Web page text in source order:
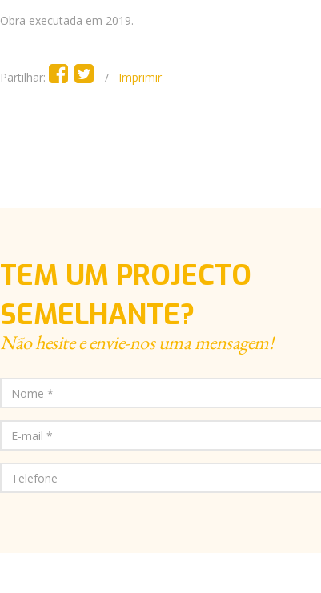
Obra executada em 2019.
Partilhar: / Imprimir
TEM UM PROJECTO
SEMELHANTE?
Não hesite e envie-nos uma mensagem!